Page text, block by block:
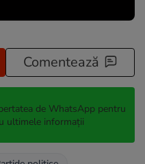
Comentează
de WhatsApp pentru
ultimele informații